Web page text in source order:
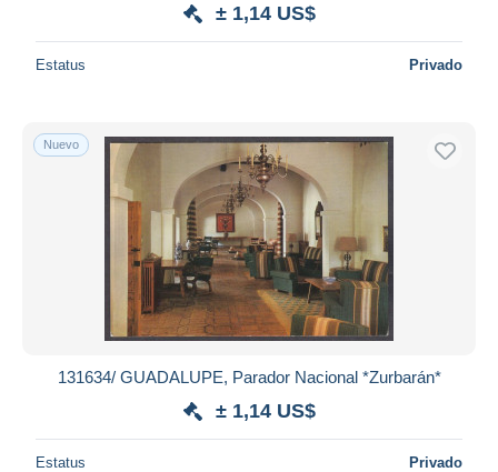
± 1,14 US$
Estatus Privado
Nuevo
131634/ GUADALUPE, Parador Nacional *Zurbarán*
± 1,14 US$
Estatus Privado